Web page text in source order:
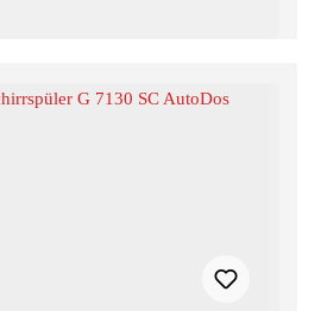
Automatic ProgrammFlexible